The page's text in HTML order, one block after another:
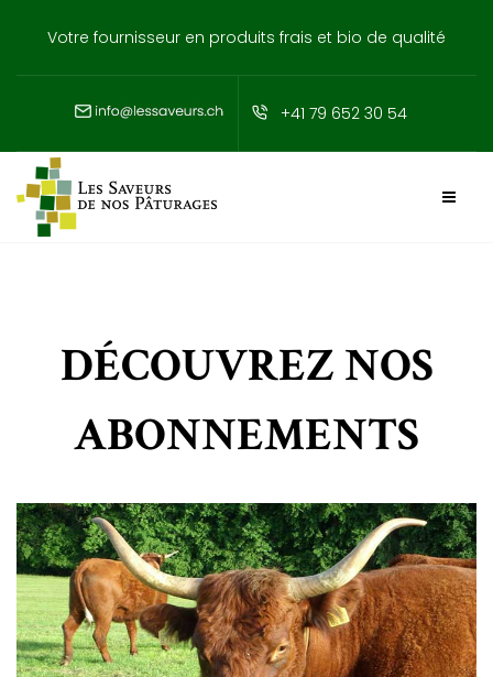
Votre fournisseur en produits frais et bio de qualité
+41 79 652 30 54
DÉCOUVREZ NOS
ABONNEMENTS